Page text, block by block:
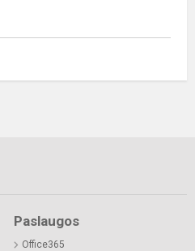
Paslaugos
Office365